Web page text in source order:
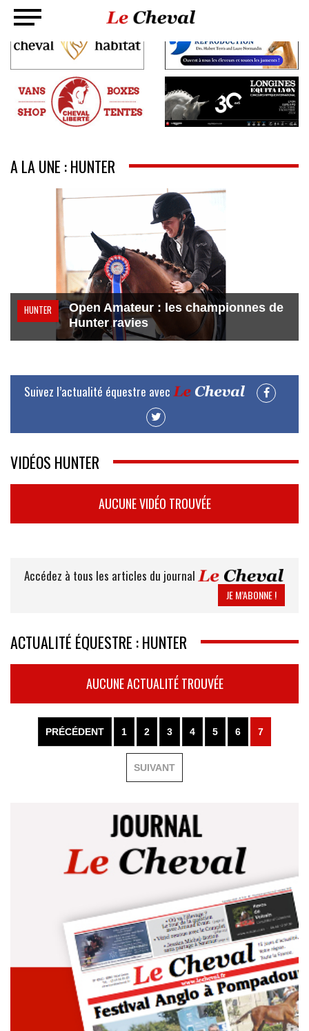
A LA UNE : HUNTER
HUNTER
Open Amateur : les championnes de
Hunter ravies
Suivez l’actualité équestre avec
VIDÉOS HUNTER
AUCUNE VIDÉO TROUVÉE
Accédez à tous les articles du journal
JE M’ABONNE !
ACTUALITÉ ÉQUESTRE : HUNTER
AUCUNE ACTUALITÉ TROUVÉE
PRÉCÉDENT 1 2 3 4 5 6 7
SUIVANT